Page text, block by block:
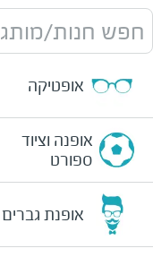
חפש חנות/מותג
אופטיקה
אופנה וציוד
ספורט
אופנת גברים